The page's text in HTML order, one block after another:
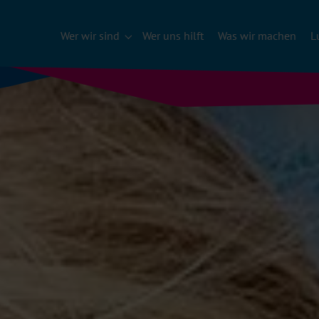
Wer wir sind
Submenu für "Wer wir sind"
Wer uns hilft Was wir machen